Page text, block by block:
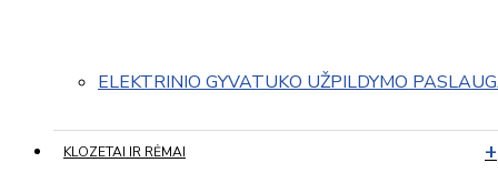
ELEKTRINIO GYVATUKO UŽPILDYMO
KLOZETAI IR RĖMAI